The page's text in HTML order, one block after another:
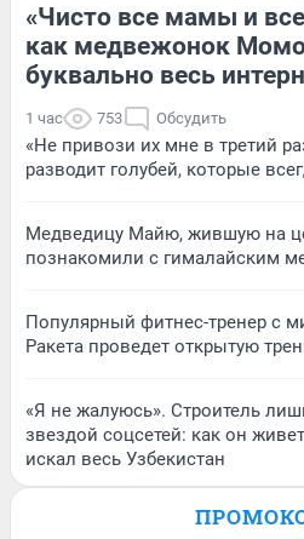
«Чисто все мамы и
как медвежонок
буквально весь
1 час 753 Обсудить
«Не привози их мне в третий
разводит голубей, которые
Медведицу Майю, жившую на
познакомили с гималайским
Популярный фитнес-тренер с
Ракета проведет открытую
«Я не жалуюсь». Строитель
звездой соцсетей: как он
искал весь Узбекистан